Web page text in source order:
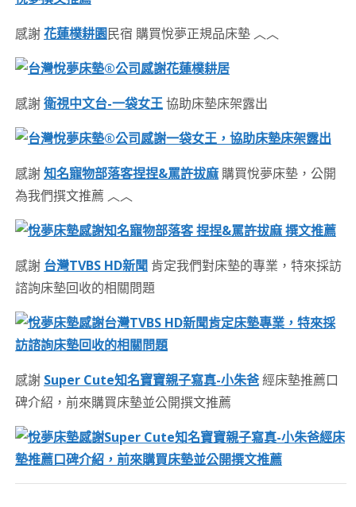
感謝花蓮樸耕園民宿 購買悅夢正規品床墊 ︿︿
感謝衛視中文台-一袋女王協助床墊床架露出
感謝知名寵物部落客捏捏&罵許拔麻購買悅夢床墊，公開
為我們撰文推薦 ︿︿
感謝 台灣TVBS HD新聞肯定我們對床墊的專業，特來採訪
諮詢床墊回收的相關問題
感謝 Super Cute知名寶寶親子寫真-小朱爸經床墊推薦口
碑介紹，前來購買床墊並公開撰文推薦